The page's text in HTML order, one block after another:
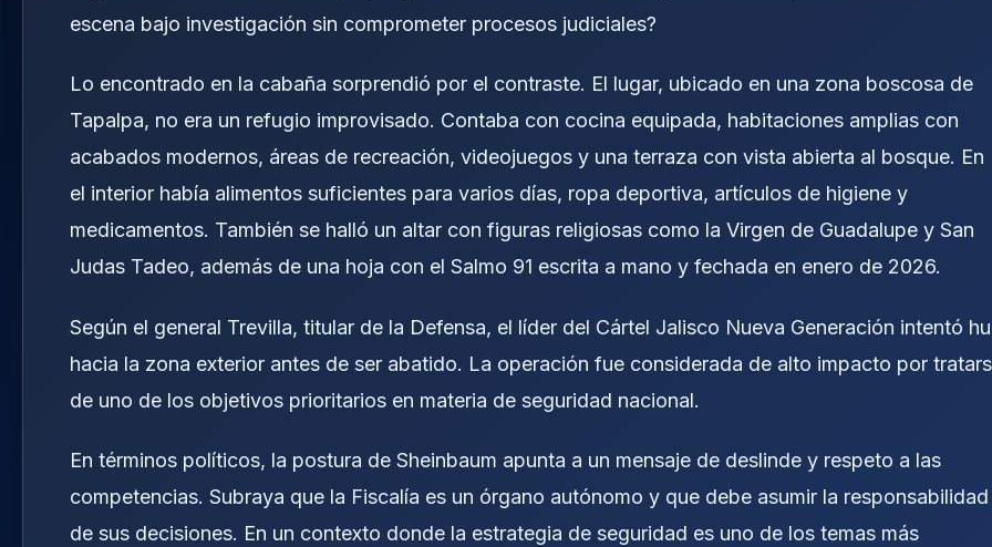
escena bajo investigación sin comprometer procesos judiciales?
Lo encontrado en la cabaña sorprendió por el contraste. El lugar, ubicado en una zona boscosa de
Tapalpa, no era un refugio improvisado. Contaba con cocina equipada, habitaciones amplias con
acabados modernos, áreas de recreación, videojuegos y una terraza con vista abierta al bosque. En
el interior había alimentos suficientes para varios días, ropa deportiva, artículos de higiene y
medicamentos. También se halló un altar con figuras religiosas como la Virgen de Guadalupe y San
Judas Tadeo, además de una hoja con el Salmo 91 escrita a mano y fechada en enero de 2026.
Según el general Trevilla, titular de la Defensa, el líder del Cártel Jalisco Nueva Generación intentó
hacia la zona exterior antes de ser abatido. La operación fue considerada de alto impacto por
de uno de los objetivos prioritarios en materia de seguridad nacional.
En términos políticos, la postura de Sheinbaum apunta a un mensaje de deslinde y respeto a las
competencias. Subraya que la Fiscalía es un órgano autónomo y que debe asumir la responsabilidad
de sus decisiones. En un contexto donde la estrategia de seguridad es uno de los temas más